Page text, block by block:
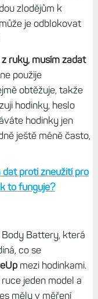
zlodějům k
je odblokovat
ruky, musím zadat
použije
obtěžuje, takže
hodinky, heslo
hodinky jen
ještě méně často,
proti zneužití pro
to funguje?
Battery, která
co se
mezi hodinkami.
jeden model a
měly v měření